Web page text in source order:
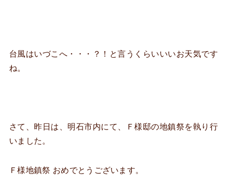
台風はいづこへ・・・？！と言うくらいいいお天気です
ね。
さて、昨日は、明石市内にて、Ｆ様邸の地鎮祭を執り行
いました。
Ｆ様地鎮祭 おめでとうございます。